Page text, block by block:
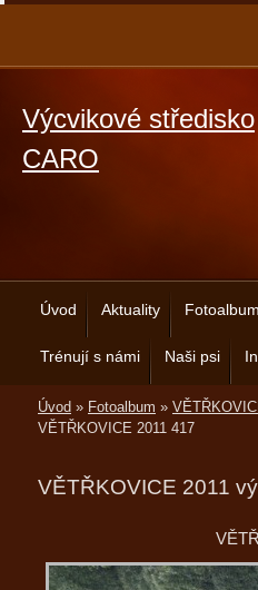
Výcvikové středisko
CARO
Úvod Aktuality Fotoalbum
Trénují s námi Naši psi
Úvod » Fotoalbum »
VĚTŘKOVICE 2011 417
VĚTŘKOVICE 2011